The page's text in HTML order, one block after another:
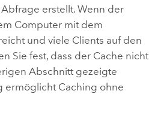
erstellt. Wenn der
Computer mit dem
und viele Clients auf den
Sie fest, dass der Cache nicht
Abschnitt gezeigte
ermöglicht Caching ohne